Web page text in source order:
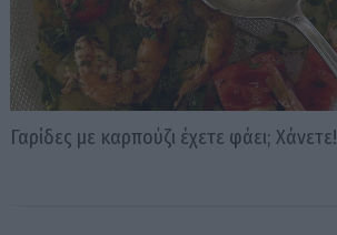
Γαρίδες με καρπούζι έχετε φάει; Χάνετε!